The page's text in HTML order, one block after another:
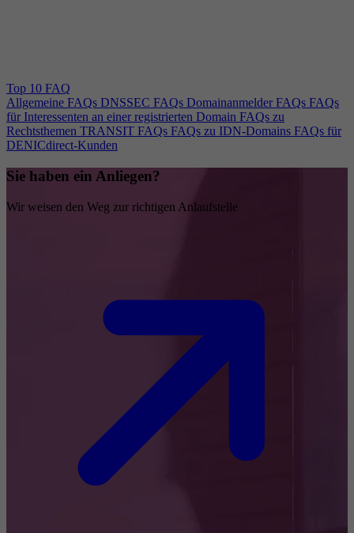
Top 10 FAQ
Allgemeine FAQs DNSSEC FAQs Domainanmelder FAQs FAQs
für Interessenten an einer registrierten Domain FAQs zu
Rechtsthemen TRANSIT FAQs FAQs zu IDN-Domains FAQs für
DENICdirect-Kunden
Sie haben ein Anliegen?
Wir weisen den Weg zur richtigen Anlaufstelle